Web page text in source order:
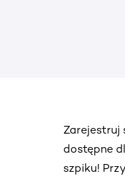
Zarejestruj
dostępne
szpiku!